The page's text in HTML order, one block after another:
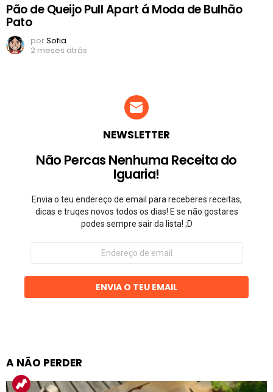
Pão de Queijo Pull Apart á Moda de Bulhão
Pato
porSofia
2 meses atrás
NEWSLETTER
Não Percas Nenhuma Receita do
Iguaria!
Envia o teu endereço de email para receberes receitas,
dicas e truqes novos todos os dias! E se não gostares
podes sempre sair da lista! ;D
Endereço
email
ENVIA O TEU EMAIL
A NÃO PERDER